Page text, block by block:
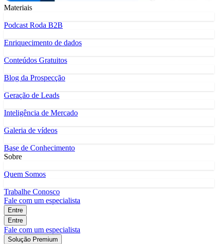
Materiais
Podcast Roda B2B
Enriquecimento de dados
Conteúdos Gratuitos
Blog da Prospecção
Geração de Leads
Inteligência de Mercado
Galeria de vídeos
Base de Conhecimento
Sobre
Quem Somos
Trabalhe Conosco
Fale com um especialista
Entre
Entre
Fale com um especialista
Solução Premium